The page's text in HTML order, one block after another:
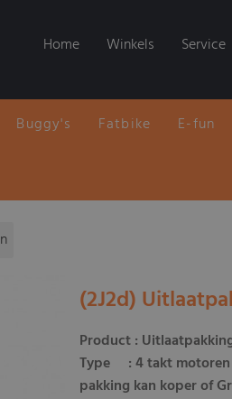
Home Winkels Service
Buggy's Fatbike E-fun
(2J2d)
Product :
Type : 4 takt motoren
pakking kan koper of